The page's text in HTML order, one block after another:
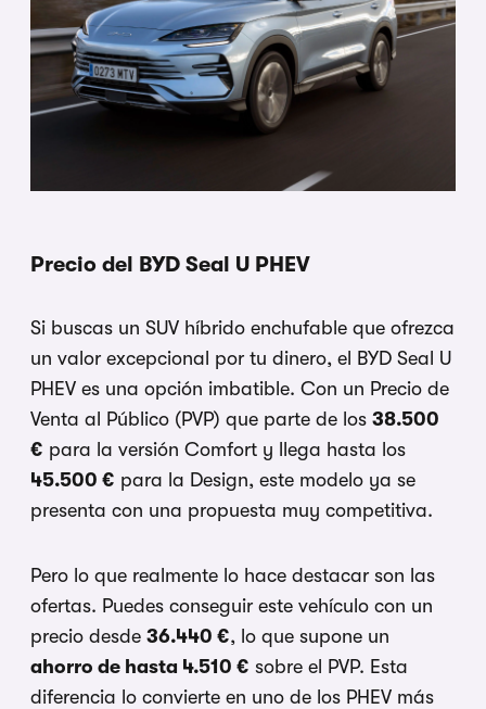
Precio del BYD Seal U PHEV
Si buscas un SUV híbrido enchufable que ofrezca
un valor excepcional por tu dinero, el BYD Seal U
PHEV es una opción imbatible. Con un Precio de
Venta al Público (PVP) que parte de los 38.500
€ para la versión Comfort y llega hasta los
45.500 € para la Design, este modelo ya se
presenta con una propuesta muy competitiva.
Pero lo que realmente lo hace destacar son las
ofertas. Puedes conseguir este vehículo con un
precio desde 36.440 €, lo que supone un
ahorro de hasta 4.510 € sobre el PVP. Esta
diferencia lo convierte en uno de los PHEV más